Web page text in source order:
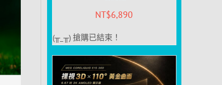
NT$6,890
(╥_╥) 搶購已結束！